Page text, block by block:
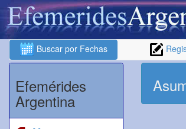
Buscar por Fechas
Efemérides
Argentina